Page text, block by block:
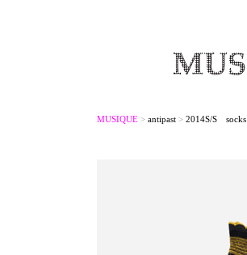
MUSIQUE > antipast > 2014S/S socks